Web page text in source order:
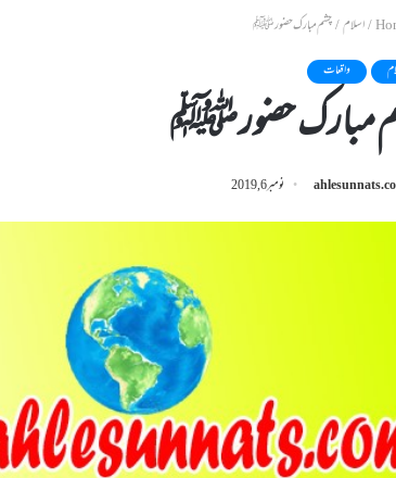
/اسلام/چشم مبارک حضور ﷺ
واقعات
مبارک حضور ﷺ
نومبر 6, 2019